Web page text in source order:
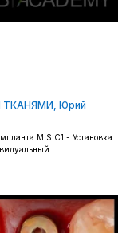
ТКАНЯМИ, Юрий
MIS C1 - Установка